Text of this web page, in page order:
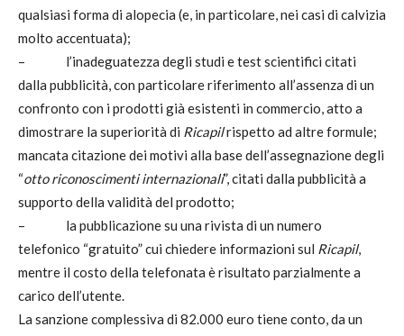
qualsiasi forma di alopecia (e, in particolare, nei casi di calvizia
molto accentuata);
–
l’inadeguatezza degli studi e test scientifici citati
dalla pubblicità, con particolare riferimento all’assenza di un
confronto con i prodotti già esistenti in commercio, atto a
dimostrare la superiorità di Ricapilrispetto ad altre formule;
mancata citazione dei motivi alla base dell’assegnazione degli
“otto riconoscimenti internazionali”, citati dalla pubblicità a
supporto della validità del prodotto;
–
la pubblicazione su una rivista di un numero
telefonico “gratuito” cui chiedere informazioni sul Ricapil,
mentre il costo della telefonata è risultato parzialmente a
carico dell’utente.
La sanzione complessiva di 82.000 euro tiene conto, da un